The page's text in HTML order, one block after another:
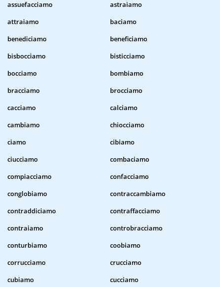
assuefacciamo
astraiamo
attraiamo
baciamo
benediciamo
beneficiamo
bisbocciamo
bisticciamo
bocciamo
bombiamo
bracciamo
brocciamo
cacciamo
calciamo
cambiamo
chiocciamo
ciamo
cibiamo
ciucciamo
combaciamo
compiacciamo
confacciamo
conglobiamo
contraccambiamo
contraddiciamo
contraffacciamo
contraiamo
controbracciamo
conturbiamo
coobiamo
corrucciamo
crucciamo
cubiamo
cucciamo